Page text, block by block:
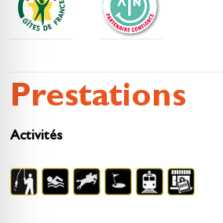
Prestations
Activités